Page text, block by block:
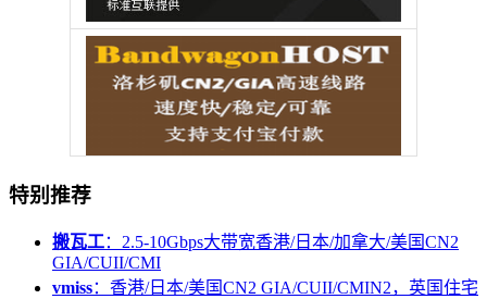
特别推荐
搬瓦工：2.5-10Gbps大带宽香港/日本/加拿大/美国CN2
GIA/CUII/CMI
vmiss：香港/日本/美国CN2 GIA/CUII/CMIN2，英国住宅